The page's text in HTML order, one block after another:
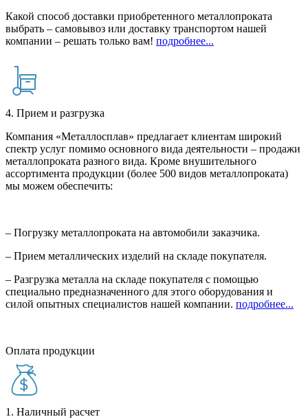
Какой способ доставки приобретенного металлопроката
выбрать – самовывоз или доставку транспортом нашей
компании – решать только вам! подробнее...
4. Прием и разгрузка
Компания «Металлосплав» предлагает клиентам широкий
спектр услуг помимо основного вида деятельности – продажи
металлопроката разного вида. Кроме внушительного
ассортимента продукции (более 500 видов металлопроката)
мы можем обеспечить:
– Погрузку металлопроката на автомобили заказчика.
– Прием металлических изделий на складе покупателя.
– Разгрузка металла на складе покупателя с помощью
специально предназначенного для этого оборудования и
силой опытных специалистов нашей компании. подробнее...
Оплата продукции
1. Наличный расчет